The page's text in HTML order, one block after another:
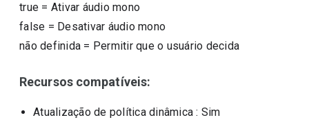
true = Ativar áudio mono
false = Desativar áudio mono
não definida = Permitir que o usuário decida
Recursos compatíveis:
Atualização de política dinâmica : Sim